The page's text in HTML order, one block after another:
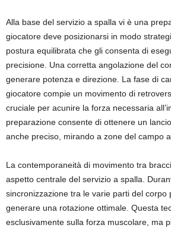
Alla base del servizio a spalla vi è una
giocatore deve posizionarsi in modo
postura equilibrata che gli consenta di
precisione. Una corretta angolazione del
generare potenza e direzione. La fase di
giocatore compie un movimento di
cruciale per acunire la forza necessaria
preparazione consente di ottenere un
anche preciso, mirando a zone del campo
La contemporaneità di movimento tra
aspetto centrale del servizio a spalla.
sincronizzazione tra le varie parti del corpo
generare una rotazione ottimale. Questa
esclusivamente sulla forza muscolare, ma